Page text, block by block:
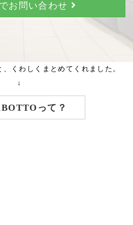
お問い合わせ
くわしくまとめてくれました。
↓
って？